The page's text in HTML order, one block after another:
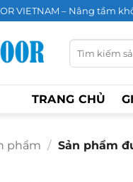
VIETNAM – Nâng tầm
Tìm
kiếm:
TRANG CHỦ
phẩm / Sản phẩm